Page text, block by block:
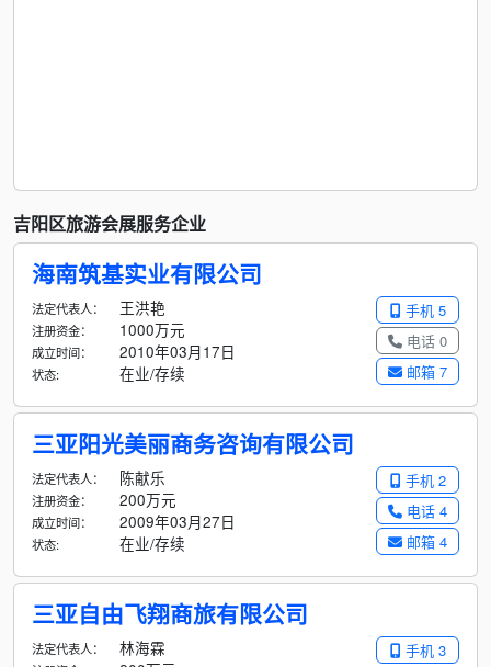
吉阳区旅游会展服务企业
海南筑基实业有限公司
手机 5
电话 0
邮箱 7
法定代表人： 王洪艳
注册资金： 1000万元
成立时间： 2010年03月17日
状态: 在业/存续
三亚阳光美丽商务咨询有限公司
手机 2
电话 4
邮箱 4
法定代表人： 陈献乐
注册资金： 200万元
成立时间： 2009年03月27日
状态: 在业/存续
三亚自由飞翔商旅有限公司
手机 3
法定代表人： 林海霖